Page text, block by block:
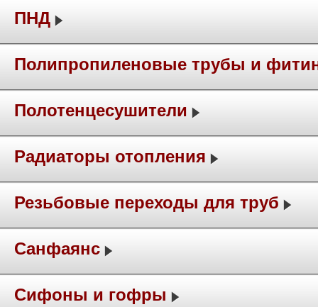
ПНД
Полипропиленовые трубы и
Полотенцесушители
Радиаторы отопления
Резьбовые переходы для труб
Санфаянс
Сифоны и гофры